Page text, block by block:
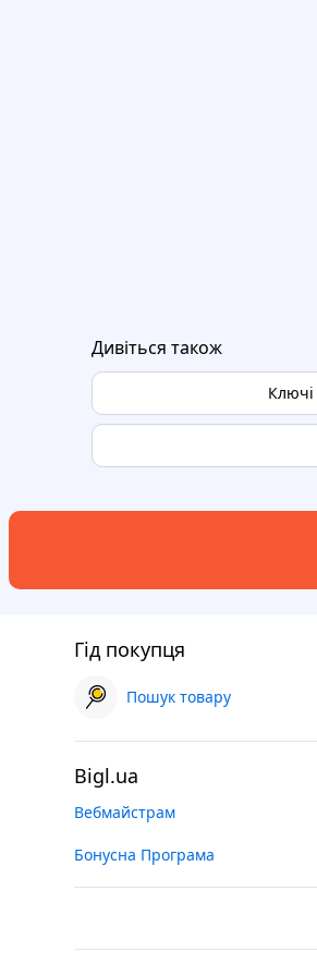
Дивіться також
Ключі
Гід покупця
Пошук товару
Bigl.ua
Вебмайстрам
Бонусна Програма